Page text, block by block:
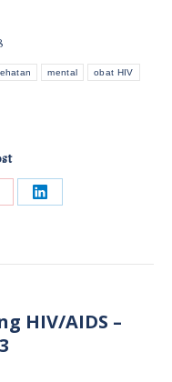
mental obat HIV
Share
HIV/AIDS –